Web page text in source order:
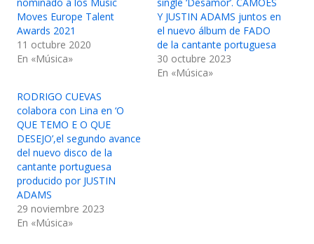
Moves Europe Talent
Awards 2021
11 octubre 2020
En «Música»
Y JUSTIN ADAMS juntos en
el nuevo álbum de FADO
de la cantante portuguesa
30 octubre 2023
En «Música»
RODRIGO CUEVAS
colabora con Lina en ‘O
QUE TEMO E O QUE
DESEJO’,el segundo avance
del nuevo disco de la
cantante portuguesa
producido por JUSTIN
ADAMS
29 noviembre 2023
En «Música»